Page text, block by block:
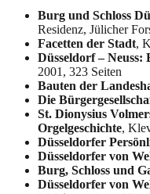
Burg und Schloss
Residenz, Jülicher
Facetten der Stadt,
Düsseldorf –
2001, 323 Seiten
Bauten der
Die
St. Dionysius
Orgelgeschichte,
Düsseldorfer
Düsseldorfer von
Burg, Schloss und
Düsseldorfer von